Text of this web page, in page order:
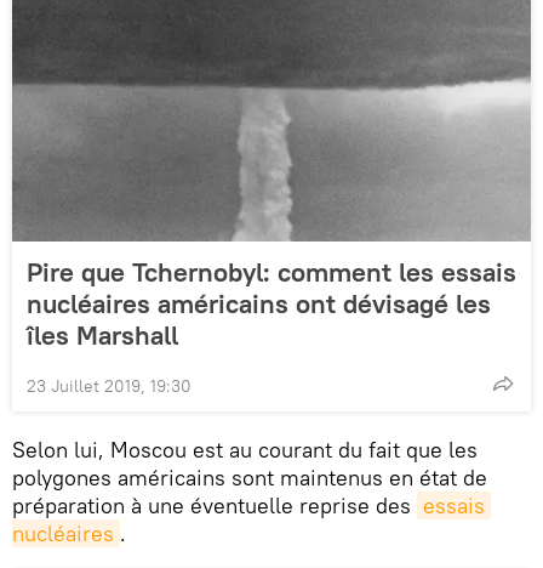
Pire que Tchernobyl: comment les essais
nucléaires américains ont dévisagé les
îles Marshall
23 Juillet 2019, 19:30
Selon lui, Moscou est au courant du fait que les
polygones américains sont maintenus en état de
préparation à une éventuelle reprise des essais
nucléaires .